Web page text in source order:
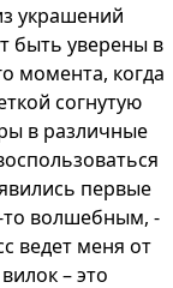
украшений
быть уверены в
момента, когда
согнутую
в различные
первые
то волшебным, -
ведет меня от
– это